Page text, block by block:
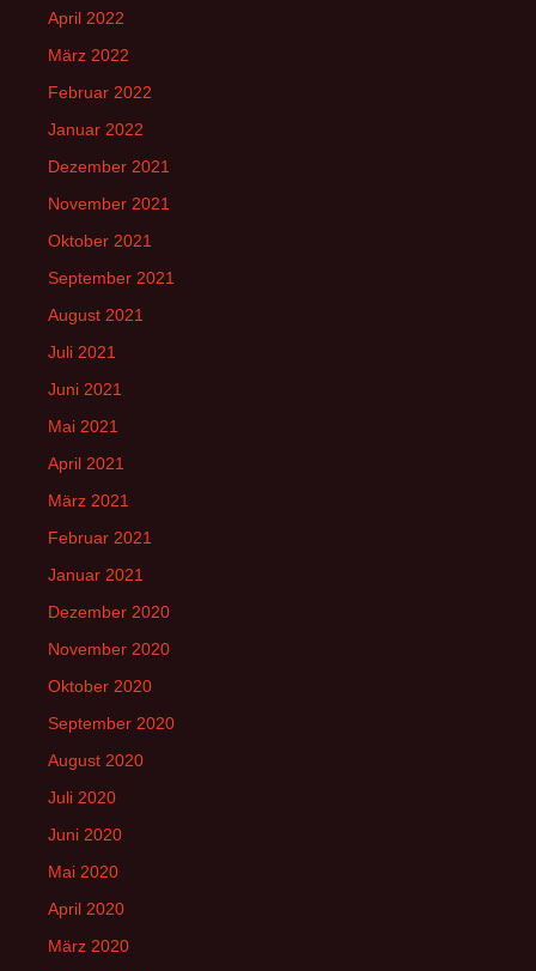
April 2022
März 2022
Februar 2022
Januar 2022
Dezember 2021
November 2021
Oktober 2021
September 2021
August 2021
Juli 2021
Juni 2021
Mai 2021
April 2021
März 2021
Februar 2021
Januar 2021
Dezember 2020
November 2020
Oktober 2020
September 2020
August 2020
Juli 2020
Juni 2020
Mai 2020
April 2020
März 2020